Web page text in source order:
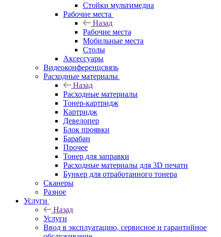
Стойки мультимедиа
Рабочие места
Назад
Рабочие места
Мобильные места
Столы
Аксессуары
Видеоконференцсвязь
Расходные материалы
Назад
Расходные материалы
Тонер-картридж
Картридж
Девелопер
Блок проявки
Барабан
Прочее
Тонер для заправки
Расходные материалы для 3D печати
Бункер для отработанного тонера
Сканеры
Разное
Услуги
Назад
Услуги
Ввод в эксплуатацию, сервисное и гарантийное